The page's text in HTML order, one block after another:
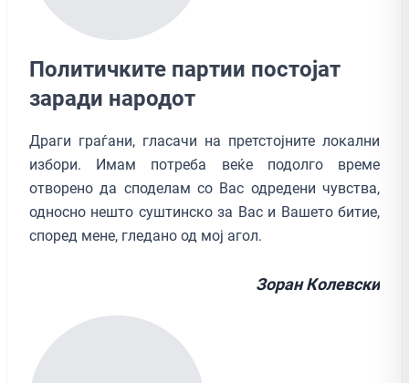
Политичките партии постојат
заради народот
Драги граѓани, гласачи на претстојните локални
избори. Имам потреба веќе подолго време
отворено да споделам со Вас одредени чувства,
односно нешто суштинско за Вас и Вашето битие,
според мене, гледано од мој агол.
Зоран Колевски